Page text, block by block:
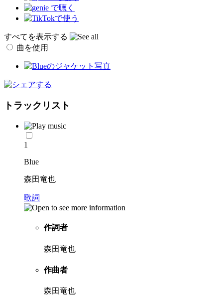
すべてを表示する
曲を使用
トラックリスト
1
Blue
森田竜也
歌詞
作詞者
森田竜也
作曲者
森田竜也